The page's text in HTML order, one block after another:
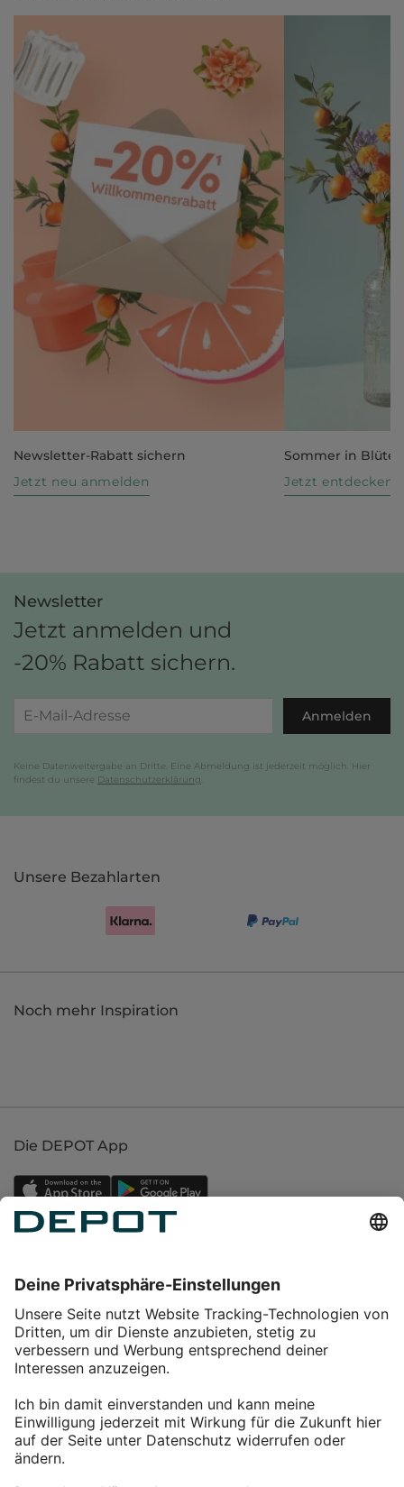
Newsletter-Rabatt sichern
Jetzt neu anmelden
Sommer in Blüte
Jetzt entdecken
Newsletter
Jetzt anmelden und
-20% Rabatt sichern.
Anmelden
Keine Datenweitergabe an Dritte. Eine Abmeldung ist jederzeit möglich. Hier
findest du unsere Datenschutzerklärung
Unsere Bezahlarten
Noch mehr Inspiration
Die DEPOT App
Service
Über DEPOT
Kontakt